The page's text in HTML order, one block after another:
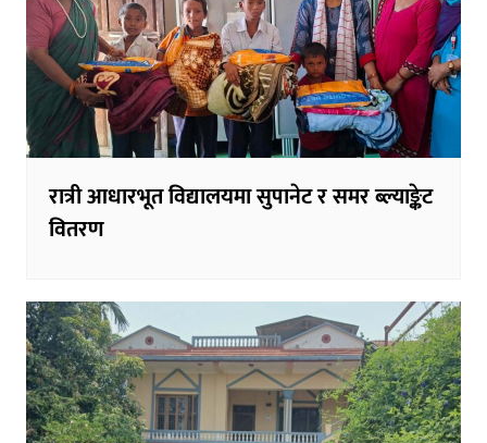
रात्री आधारभूत विद्यालयमा सुपानेट र समर ब्ल्याङ्केट
वितरण